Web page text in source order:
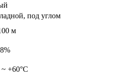
под углом
м
~ +60°С